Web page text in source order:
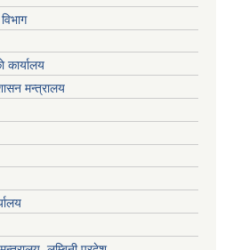
कार्यालय
मन्त्रालय